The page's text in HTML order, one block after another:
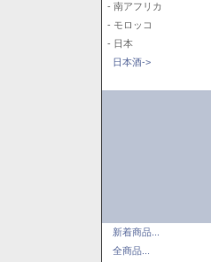
- 南アフリカ
- モロッコ
- 日本
日本酒->
新着商品...
全商品...